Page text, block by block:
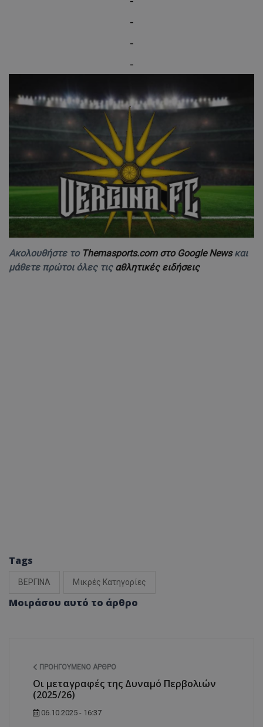
-
-
-
Ακολουθήστε το Themasports.com στο Google Newsκαι
μάθετε πρώτοι όλες τις αθλητικές ειδήσεις
Tags
ΒΕΡΓΙΝΑ Μικρές Κατηγορίες
Μοιράσου αυτό το άρθρο
ΠΡΟΗΓΟΎΜΕΝΟ ΆΡΘΡΟ
Οι μεταγραφές της Δυναμό Περβολιών
(2025/26)
06.10.2025 - 16:37